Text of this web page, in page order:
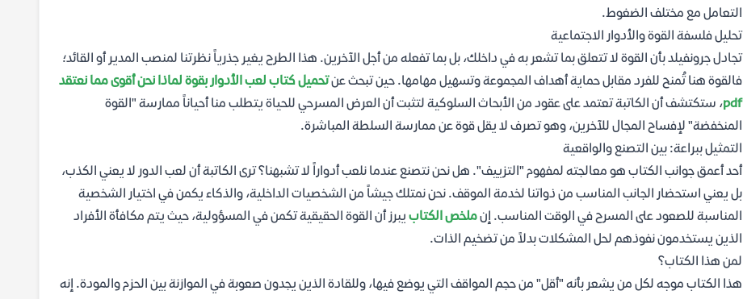
التعامل مع مختلف الضغوط.
تحليل فلسفة القوة والأدوار الاجتماعية
تجادل جرونفيلد بأن القوة لا تتعلق بما تشعر به في داخلك، بل بما تفعله من أجل الآخرين. هذا الطرح يغير جذرياً نظرتنا لمنصب المدير أو القائد؛
فالقوة هنا تُمنح للفرد مقابل حماية أهداف المجموعة وتسهيل مهامها. حين تبحث عنتحميل كتاب لعب الأدوار بقوة لماذا نحن أقوى مما نعتقد
pdf، ستكتشف أن الكاتبة تعتمد على عقود من الأبحاث السلوكية لتثبت أن العرض المسرحي للحياة يتطلب منا أحياناً ممارسة "القوة
المنخفضة" لإفساح المجال للآخرين، وهو تصرف لا يقل قوة عن ممارسة السلطة المباشرة.
التمثيل ببراعة: بين التصنع والواقعية
أحد أعمق جوانب الكتاب هو معالجته لمفهوم "التزييف". هل نحن نتصنع عندما نلعب أدواراً لا تشبهنا؟ ترى الكاتبة أن لعب الدور لا يعني الكذب،
بل يعني استحضار الجانب المناسب من ذواتنا لخدمة الموقف. نحن نمتلك جيشاً من الشخصيات الداخلية، والذكاء يكمن في اختيار الشخصية
المناسبة للصعود على المسرح في الوقت المناسب. إنملخص الكتاب يبرز أن القوة الحقيقية تكمن في المسؤولية، حيث يتم مكافأة الأفراد
الذين يستخدمون نفوذهم لحل المشكلات بدلاً من تضخيم الذات.
لمن هذا الكتاب؟
هذا الكتاب موجه لكل من يشعر بأنه "أقل" من حجم المواقف التي يوضع فيها، وللقادة الذين يجدون صعوبة في الموازنة بين الحزم والمودة. إنه